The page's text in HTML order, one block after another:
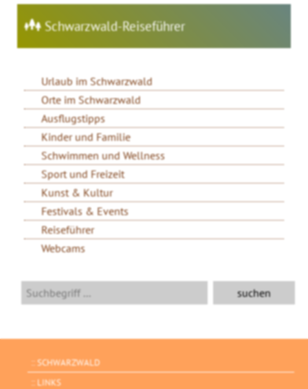
Schwarzwald-Reiseführer
Urlaub im Schwarzwald
Orte im Schwarzwald
Ausflugstipps
Kinder und Familie
Schwimmen und Wellness
Sport und Freizeit
Kunst & Kultur
Festivals & Events
Reiseführer
Webcams
SCHWARZWALD
LINKS